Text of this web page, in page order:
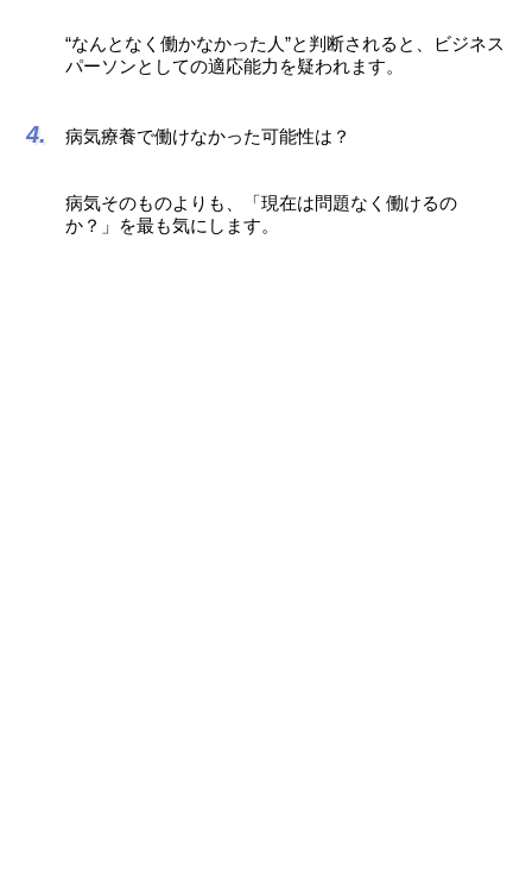
“なんとなく働かなかった人”と判断されると、ビジネス
パーソンとしての適応能力を疑われます。
病気療養で働けなかった可能性は？
病気そのものよりも、「現在は問題なく働けるの
か？」を最も気にします。